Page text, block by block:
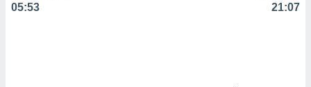
05:53 21:07